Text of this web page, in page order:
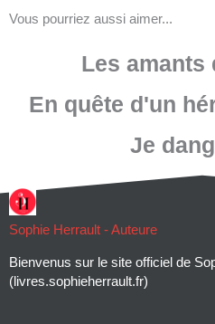
Vous pourriez aussi aimer...
Les amants
En quête d'un
Je
Sophie Herrault - Auteure
Bienvenus sur le site officiel de
(livres.sophieherrault.fr)